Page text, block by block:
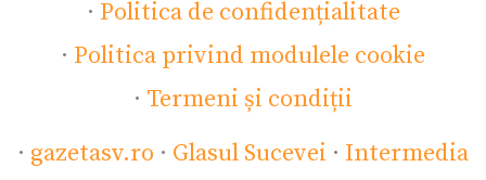
· Politica de confidențialitate
· Politica privind modulele cookie
· Termeni și condiții
· gazetasv.ro · Glasul Sucevei · Intermedia